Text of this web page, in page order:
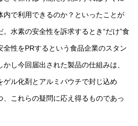
内で利用できるのか？といったことが
水素の安全性を訴求するとき“だけ”食
全性をPRするという食品企業のスタン
し今回届出された製品の仕組みは、
ゲル化剤とアルミパウチで封じ込め
、これらの疑問に応え得るものであっ